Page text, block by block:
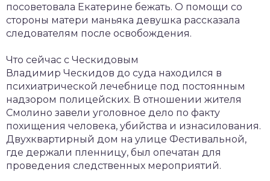
посоветовала Екатерине бежать. О помощи со
стороны матери маньяка девушка рассказала
следователям после освобождения.
Что сейчас с Ческидовым
Владимир Ческидов до суда находился в
психиатрической лечебнице под постоянным
надзором полицейских. В отношении жителя
Смолино завели уголовное дело по факту
похищения человека, убийства и изнасилования.
Двухквартирный дом на улице Фестивальной,
где держали пленницу, был опечатан для
проведения следственных мероприятий.